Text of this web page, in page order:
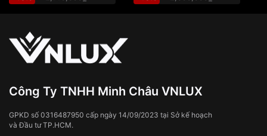
Màu mặt
Từ khóa SEO:
Thời gian vận chuyển trung bình: 3 – 5 ngày
làm việc
Sử dụng sai cách như:
Tiếp xúc với hóa chất, chất tẩy rửa
Đeo đồng hồ khi tắm nước nóng, xông
Đồng hồ bị hư hỏng do:
Tai nạn hoặc tác động từ bên ngoài
Hao mòn tự nhiên theo thời gian:
Công Ty TNHH Minh Châu VNLUX
GPKD số 0316487950 cấp ngày 14/09/2023 tại Sở kế hoạch
và Đầu tư TP.HCM.